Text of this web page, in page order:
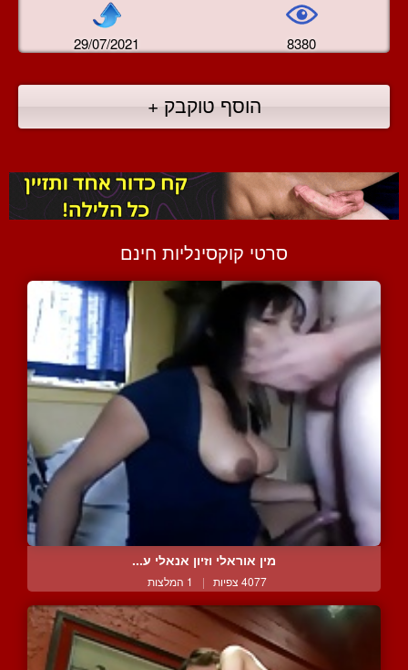
29/07/2021 8380
הוסף טוקבק +
סרטי קוקסינליות חינם
מין אוראלי וזיון אנאלי ע...
4077 צפיות | 1 המלצות